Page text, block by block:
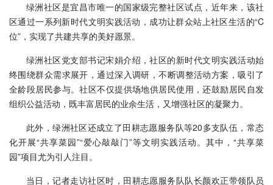
绿洲社区是宜昌市唯一的国家级完整社区试点，近年来，该社
区通过一系列新时代文明实践活动，成功让群众站上社区生活的“C
位”，实现了共建共享的美好愿景。
绿洲社区党支部书记宋娟介绍，社区的新时代文明实践活动始
终围绕群众需求展开，通过深入调研，不断调整活动方案，吸引了
全龄段居民参与。社区不仅提供场地供居民使用，还鼓励居民自发
组织公益活动，既丰富居民的业余生活，又增强社区的凝聚力。
此外，绿洲社区还成立了田耕志愿服务队等20多支队伍，常态
化开展“共享菜园”“爱心敲敲门”等文明实践活动。其中，“共享菜
园”项目尤为引人注目。
当日，记者走访社区时，田耕志愿服务队队长颜欢正带领队员